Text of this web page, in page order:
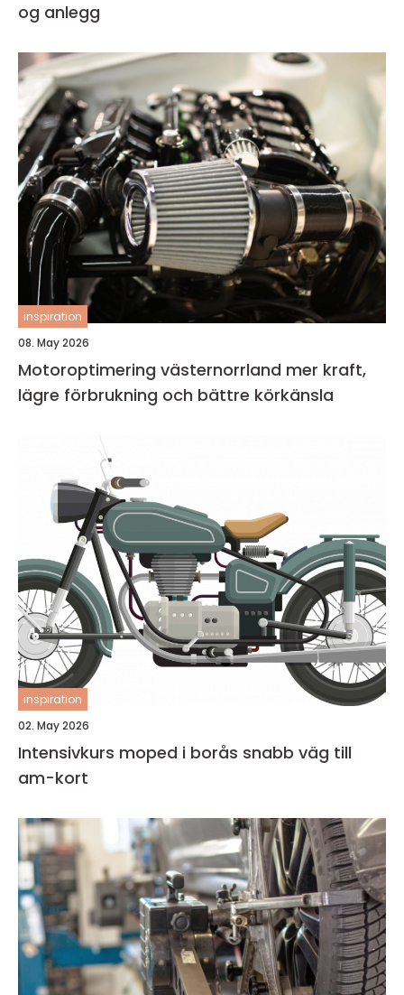
og anlegg
inspiration
08. May 2026
Motoroptimering västernorrland mer kraft,
lägre förbrukning och bättre körkänsla
inspiration
02. May 2026
Intensivkurs moped i borås snabb väg till
am-kort